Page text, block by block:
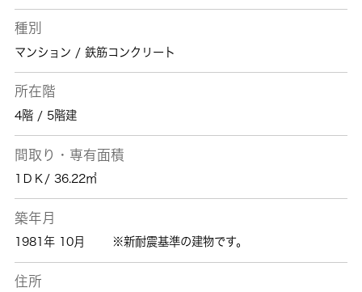
種別
マンション / 鉄筋コンクリート
所在階
4階 / 5階建
間取り・専有面積
1ＤＫ/ 36.22㎡
築年月
1981年 10月 ※新耐震基準の建物です。
住所